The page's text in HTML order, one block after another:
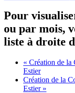
Pour
ou par mois,
liste à droite
« Création de la
Estier
Création de la
Estier »